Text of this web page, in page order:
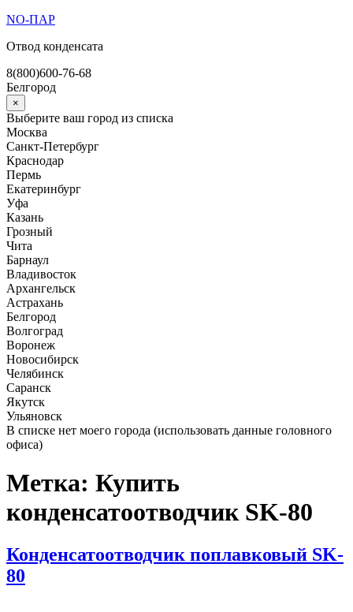
Перейти
содержимому
NO-ПАР
Отвод конденсата
8(800)600-76-68
Белгород
×
Выберите ваш город из списка
Москва
Санкт-Петербург
Краснодар
Пермь
Екатеринбург
Уфа
Казань
Грозный
Чита
Барнаул
Владивосток
Архангельск
Астрахань
Белгород
Волгоград
Воронеж
Новосибирск
Челябинск
Саранск
Якутск
Ульяновск
В списке нет моего города (использовать данные головного
офиса)
Метка: Купить
конденсатоотводчик SK-80
Опубликовано
Конденсатоотводчик поплавковый SK-
80